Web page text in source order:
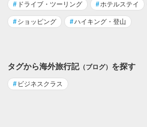
# ドライブ・ツーリング #ホテルステイ
# ショッピング #ハイキング・登山
タグから海外旅行記（ブログ） を探す
# ビジネスクラス